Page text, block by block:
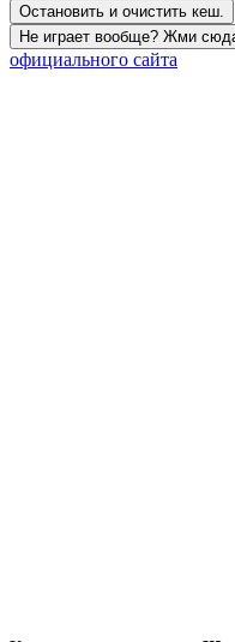
Остановить и очистить кеш.
Не играет вообще? Жми
официального сайта